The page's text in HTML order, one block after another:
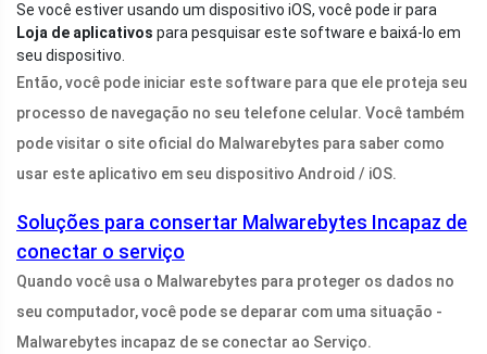
Se você estiver usando um dispositivo iOS, você pode ir para
Loja de aplicativos para pesquisar este software e baixá-lo em
seu dispositivo.
Então, você pode iniciar este software para que ele proteja seu
processo de navegação no seu telefone celular. Você também
pode visitar o site oficial do Malwarebytes para saber como
usar este aplicativo em seu dispositivo Android / iOS.
Soluções para consertar Malwarebytes Incapaz de
conectar o serviço
Quando você usa o Malwarebytes para proteger os dados no
seu computador, você pode se deparar com uma situação -
Malwarebytes incapaz de se conectar ao Serviço.